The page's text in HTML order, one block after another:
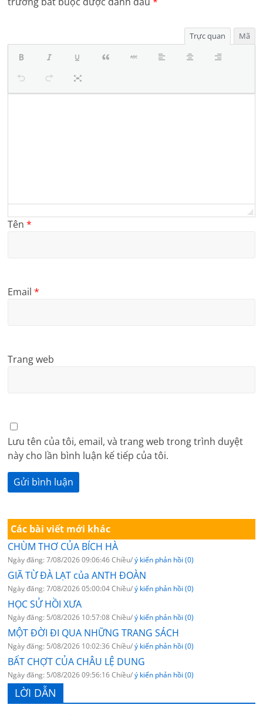
Trực quan Mã
Tên*
Email*
Trang web
Lưu tên của tôi, email, và trang web trong trình duyệt
này cho lần bình luận kế tiếp của tôi.
Các bài viết mới khác
CHÙM THƠ CỦA BÍCH HÀ
Ngày đăng: 7/08/2026 09:06:46 Chiều/ý kiến phản hồi (0)
GIÃ TỪ ĐÀ LẠT của ANTH ĐOÀN
Ngày đăng: 7/08/2026 05:00:04 Chiều/ý kiến phản hồi (0)
HỌC SỬ HỒI XƯA
Ngày đăng: 5/08/2026 10:57:08 Chiều/ý kiến phản hồi (0)
MỘT ĐỜI ĐI QUA NHỮNG TRANG SÁCH
Ngày đăng: 5/08/2026 10:02:36 Chiều/ý kiến phản hồi (0)
BẤT CHỢT CỦA CHÂU LỆ DUNG
Ngày đăng: 5/08/2026 09:56:16 Chiều/ý kiến phản hồi (0)
LỜI DẪN